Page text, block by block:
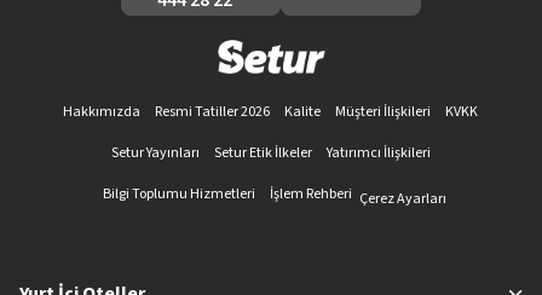
Hakkımızda Resmi Tatiller 2026 Kalite Müşteri İlişkileri
KVKK
Setur Yayınları
Setur Etik İlkeler
Yatırımcı İlişkileri
Bilgi Toplumu Hizmetleri
İşlem Rehberi Çerez Ayarları